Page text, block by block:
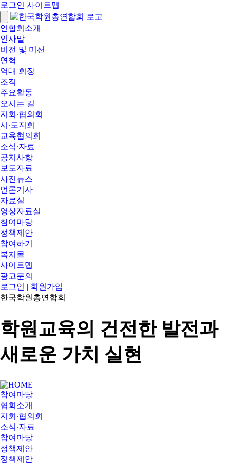
로그인 사이트맵
연합회소개
인사말
비전 및 미션
연혁
역대 회장
조직
주요활동
오시는 길
지회∙협의회
시∙도지회
교육협의회
소식∙자료
공지사항
보도자료
사진뉴스
언론기사
자료실
영상자료실
참여마당
정책제안
참여하기
복지몰
사이트맵
광고문의
로그인 | 회원가입
한국학원총연합회
학원교육의 건전한 발전과
새로운 가치 실현
참여마당
협회소개
지회∙협의회
소식∙자료
참여마당
정책제안
정책제안